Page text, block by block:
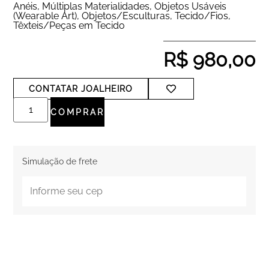
Anéis, Múltiplas Materialidades,Objetos Usáveis
(Wearable Art),Objetos/Esculturas,Tecido/Fios,
Têxteis/Peças em Tecido
R$980,00
CONTATAR JOALHEIRO
COMPRAR
Simulação de frete